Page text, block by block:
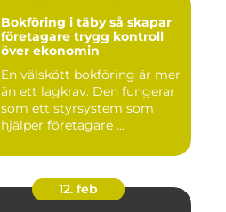
Bokföring i täby så skapar
företagare trygg kontroll
över ekonomin
En välskött bokföring är mer
än ett lagkrav. Den fungerar
som ett styrsystem som
hjälper företagare ...
12. feb